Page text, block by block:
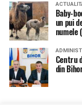
Baby-
un pui
numele
Centru
din